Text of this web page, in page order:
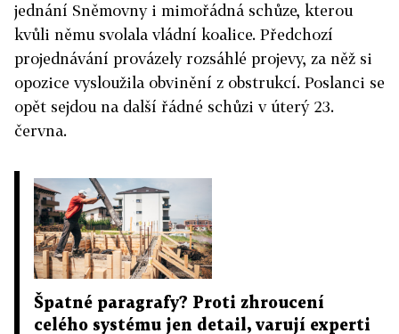
jednání Sněmovny i mimořádná schůze, kterou
kvůli němu svolala vládní koalice. Předchozí
projednávání provázely rozsáhlé projevy, za něž si
opozice vysloužila obvinění z obstrukcí. Poslanci se
opět sejdou na další řádné schůzi v úterý 23.
června.
Špatné paragrafy? Proti zhroucení
celého systému jen detail, varují experti